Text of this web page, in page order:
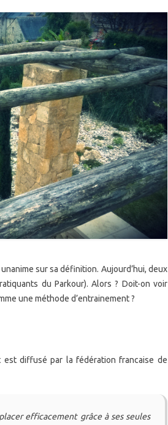
sur sa définition. Aujourd’hui, deux
du Parkour). Alors ? Doit-on voir
une méthode d’entrainement ?
diffusé par la fédération francaise de
efficacement grâce à ses seules